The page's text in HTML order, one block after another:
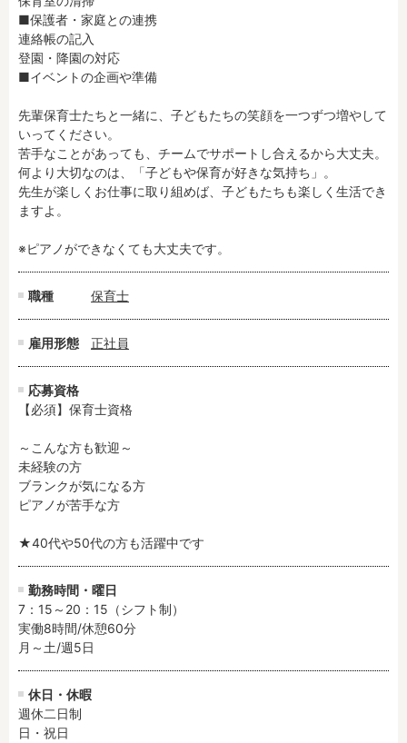
■保護者・家庭との連携
連絡帳の記入
登園・降園の対応
■イベントの企画や準備
先輩保育士たちと一緒に、子どもたちの笑顔を一つずつ増やして
いってください。
苦手なことがあっても、チームでサポートし合えるから大丈夫。
何より大切なのは、「子どもや保育が好きな気持ち」。
先生が楽しくお仕事に取り組めば、子どもたちも楽しく生活でき
ますよ。
※ピアノができなくても大丈夫です。
職種 保育士
雇用形態 正社員
応募資格
【必須】保育士資格
～こんな方も歓迎～
未経験の方
ブランクが気になる方
ピアノが苦手な方
★40代や50代の方も活躍中です
勤務時間・曜日
7：15～20：15（シフト制）
実働8時間/休憩60分
月～土/週5日
休日・休暇
週休二日制
日・祝日